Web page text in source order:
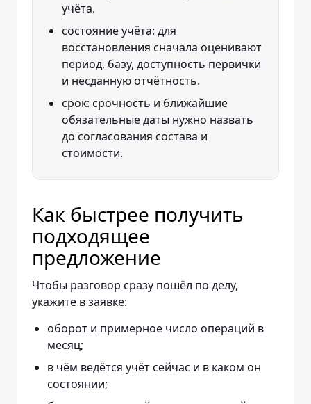
учёта.
состояние учёта: для
восстановления сначала оценивают
период, базу, доступность первички
и несданную отчётность.
срок: срочность и ближайшие
обязательные даты нужно назвать
до согласования состава и
стоимости.
Как быстрее получить
подходящее
предложение
Чтобы разговор сразу пошёл по делу,
укажите в заявке:
оборот и примерное число операций в
месяц;
в чём ведётся учёт сейчас и в каком он
состоянии;